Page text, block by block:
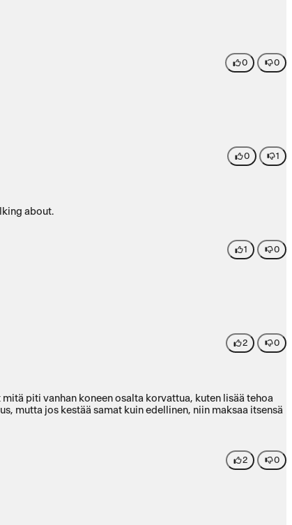
0 0
0 1
about.
1 0
2 0
mutta jos kestää samat kuin edellinen, niin maksaa itsensä
2 0